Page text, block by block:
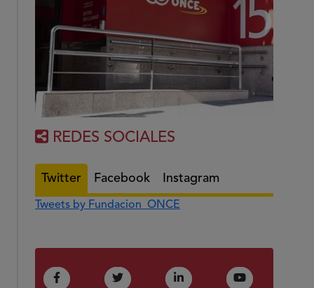
REDES SOCIALES
Twitter Facebook Instagram
Tweets by Fundacion_ONCE
Facebook
(Abre en nueva ventana)
Twitter
(Abre en nueva ventana)
LinkedIn
(Abre en nueva ventana)
Youtube
(Abre en